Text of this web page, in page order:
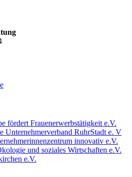
fördert Frauenerwerbstätigkeit e.V.
Unternehmerverband RuhrStadt e. V
innovativ e.V.
und soziales Wirtschaften e.V.
e.V.